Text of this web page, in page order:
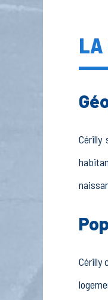
LA
Cérilly
Cérilly